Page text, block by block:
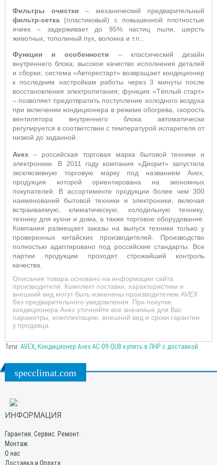
Фильтры очистки – механический предварительный
фильтр-сетка (пластиковый) с повышенной плотностью
ячеек – задерживает до 95% частиц пыли, шерсть
животных, тополиный пух, волокна и т.п.;
Функции и особенности – классический дизайн
внутреннего блока; высокое качество исполнения деталей
и сборки; система «Авторестарт» возвращает кондиционер
к последним настройкам работы через 3 минуты после
восстановления электропитания; функция «Тёплый старт»
– позволяет предотвратить поступление холодного воздуха
при включении кондиционера в режиме обогрева, скорость
вентилятора внутреннего блока автоматически
регулируется в соответствии с температурой испарителя от
низкой до заданной.
Avex – российская торговая марка бытовой техники и
электроники. В 2011 году компания «Диорит» запустила
эксклюзивную торговую марку под названием Avex,
продукция которой ориентирована на экономных
покупателей. В ассортименте продукции более чем 300
наименований бытовой техники и электроники, включая
встраиваемую, климатическую, холодильную технику,
технику для кухни и дома, а также торговое оборудование.
Компания размещает заказы на выпуск техники только у
проверенных китайских производителей. Производство
полностью адаптировано под российские стандарты. Все
партии продукции проходят строжайший контроль
качества.
Описание товара основано на информации сайта
производителя. Комплект поставки, характеристики и
внешний вид могут быть изменены производителем AVEX
без предварительного уведомления. При покупке
кондиционера Avex уточняйте все значимые для Вас
параметры, комплектацию, внешний вид и сроки гарантии
у продавца.
Теги: AVEX, Кондиционер Avex AC-09-QUB купить в ЛНР с доставкой
specclimat.com
ИНФОРМАЦИЯ
Гарантия. Сервис. Ремонт.
Монтаж
О нас
Доставка и Оплата